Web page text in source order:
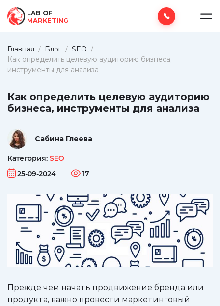
LAB OF
MARKETING
Главная / Блог / SEO /
Как определить целевую аудиторию бизнеса,
инструменты для анализа
Как определить целевую аудиторию
бизнеса, инструменты для анализа
Сабина Глеева
Категория: SEO
25-09-2024
17
Прежде чем начать продвижение бренда или
продукта, важно провести маркетинговый